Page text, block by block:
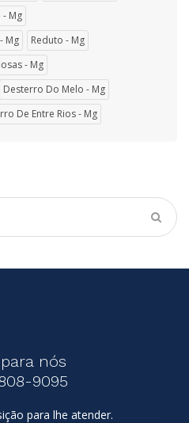
Mg
Mg
Reduto - Mg
- Mg
Desterro Do Melo - Mg
De Entre Rios - Mg
nós
9095
para lhe atender.